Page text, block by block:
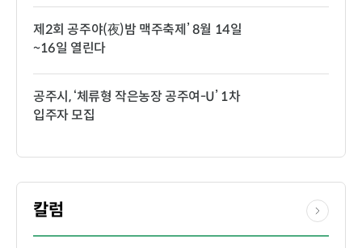
제2회 공주야(夜)밤 맥주축제’ 8월 14일
~16일 열린다
공주시, ‘체류형 작은농장 공주여-U’ 1차
입주자 모집
칼럼